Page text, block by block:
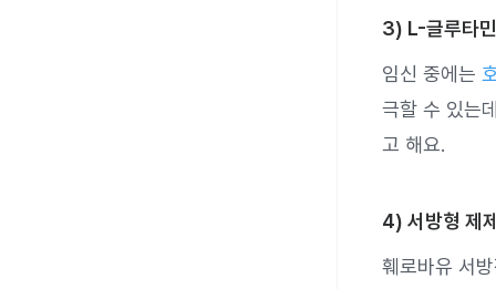
3) L-글루타
임신 중에는
극할 수 있는
고 해요.
4) 서방형 제
훼로바유 서